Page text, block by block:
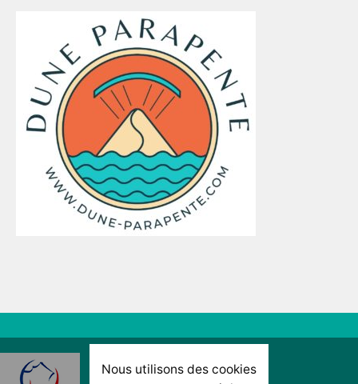
Nous utilisons des cookies